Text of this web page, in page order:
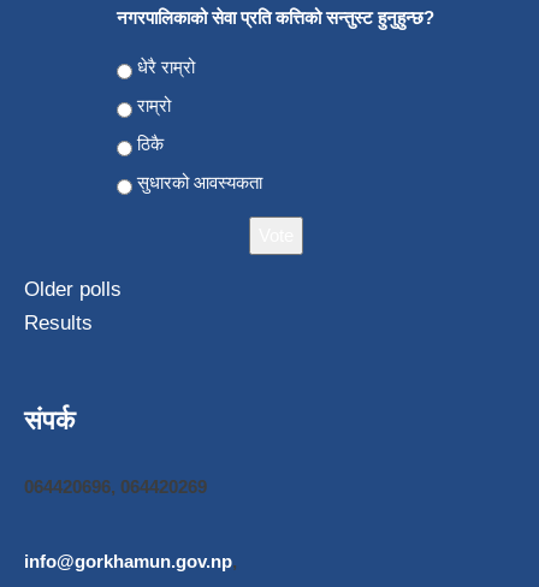
नगरपालिकाको सेवा प्रति कत्तिको सन्तुस्ट हुनुहुन्छ?
Choices
धेरै राम्रो
राम्रो
ठिकै
सुधारको आवस्यकता
Older polls
Results
संपर्क
064420696, 064420269
info@gorkhamun.gov.np,